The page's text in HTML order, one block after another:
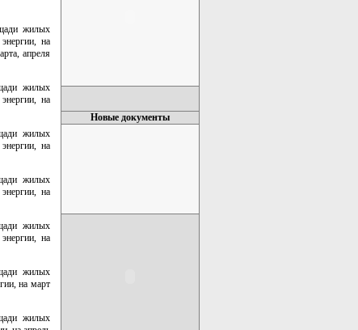
жилых
на
апреля
жилых
на
жилых
на
жилых
на
жилых
на
жилых
на март
жилых
Новые документы